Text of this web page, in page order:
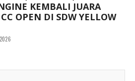
KEMBALI JUARA
OPEN DI SDW YELLOW